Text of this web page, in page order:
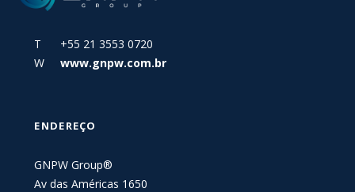
T +55 21 3553 0720
W
www.gnpw.com.br
ENDEREÇO
GNPW Group®
Av das Américas 1650